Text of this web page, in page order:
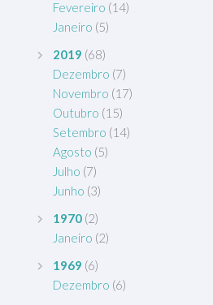
Fevereiro (14)
Janeiro (5)
2019 (68)
Dezembro (7)
Novembro (17)
Outubro (15)
Setembro (14)
Agosto (5)
Julho (7)
Junho (3)
1970 (2)
Janeiro (2)
1969 (6)
Dezembro (6)